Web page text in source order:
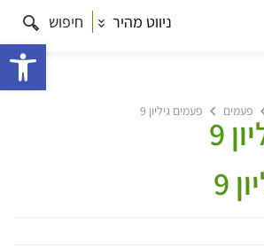
ניווט מהיר חיפוש
פעמים פעמים גיליון 9
9
9